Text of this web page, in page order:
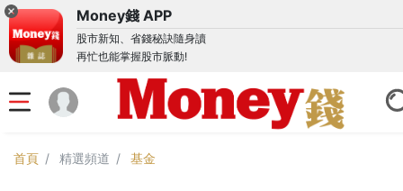
Money錢 APP
股市新知、省錢秘訣隨身讀
再忙也能掌握股市脈動!
首頁 精選頻道 基金